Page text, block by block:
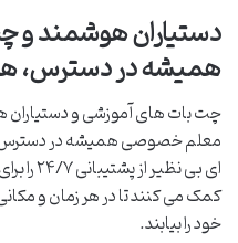
دستیاران هوشمند و
همیشه در دسترس،
چت بات های آموزشی و
معلم خصوصی همیشه در دسترس
ای بی
کمک می کنند تا در هر زمان و
خود را بیابند.